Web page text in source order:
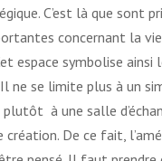
C’est là que sont
concernant la
espace symbolise
ne se limite plus à un
plutôt à une salle
De ce fait,